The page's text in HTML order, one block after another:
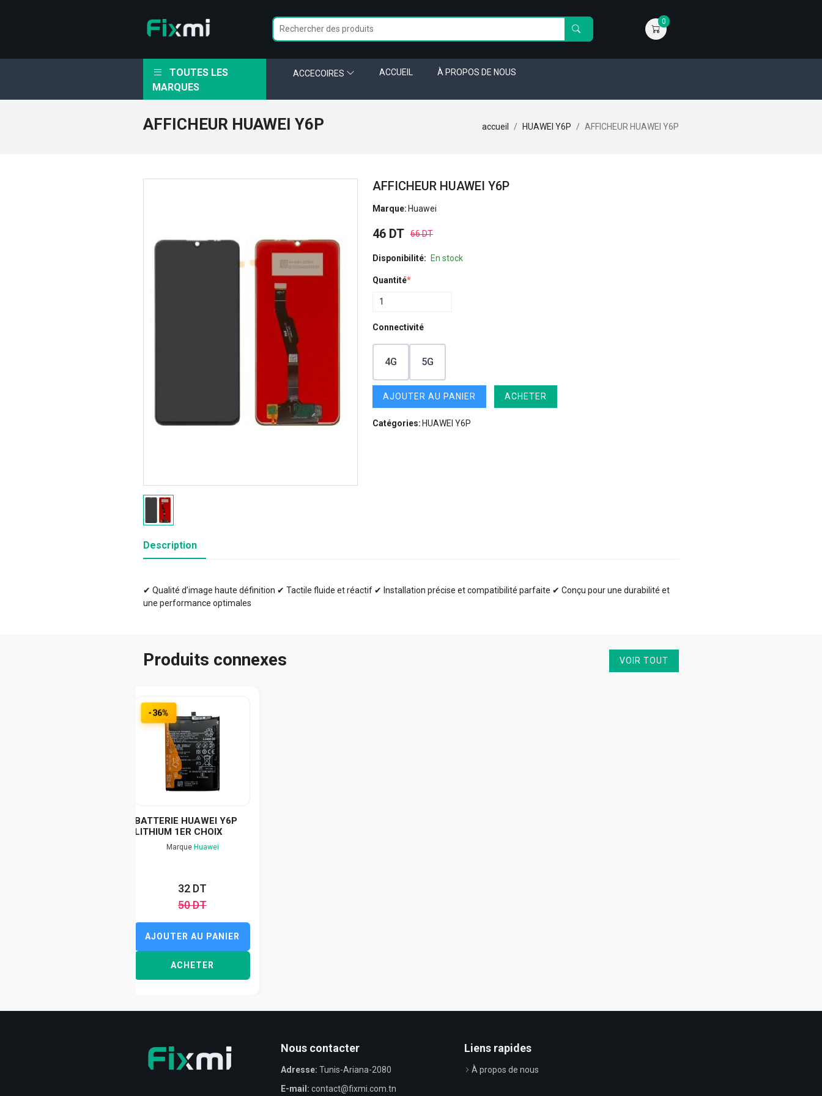
0
TOUTES LES
MARQUES
ACCECOIRES ACCUEIL À PROPOS DE NOUS
AFFICHEUR HUAWEI Y6P accueil HUAWEI Y6P AFFICHEUR HUAWEI Y6P
AFFICHEUR HUAWEI Y6P
Marque: Huawei
46 DT 66 DT
Disponibilité: En stock
Quantité*
Connectivité
4G 5G
AJOUTER AU PANIER ACHETER
Catégories: HUAWEI Y6P
Description
✔ Qualité d’image haute définition ✔ Tactile fluide et réactif ✔ Installation précise et compatibilité parfaite ✔ Conçu pour une durabilité et
une performance optimales
Produits connexes VOIR TOUT
-36%
BATTERIE HUAWEI Y6P
LITHIUM 1ER CHOIX
Marque Huawei
32 DT
50 DT
AJOUTER AU PANIER
ACHETER
Nous contacter
Adresse: Tunis-Ariana-2080
E-mail: contact@fixmi.com.tn
Liens rapides
À propos de nous